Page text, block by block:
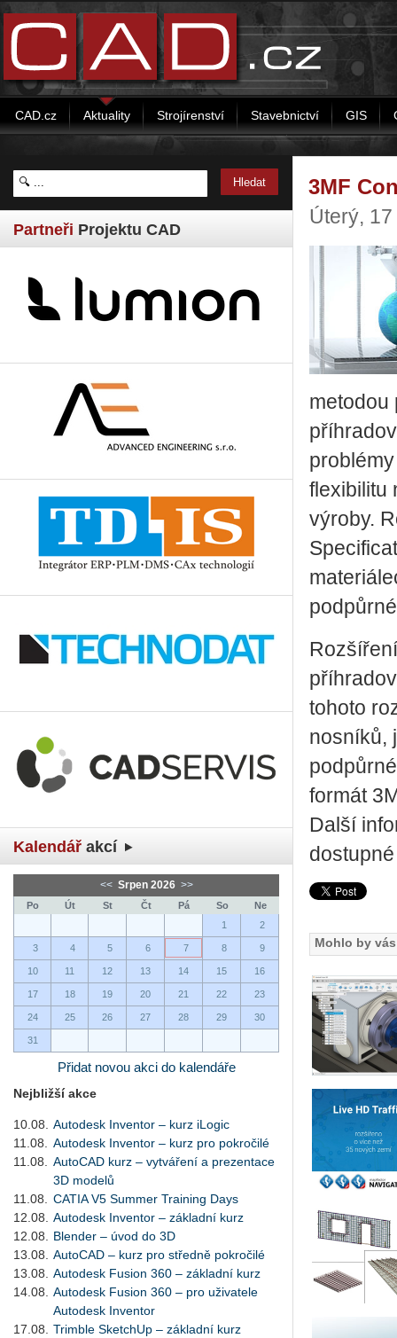
CAD.cz Aktuality Strojírenství Stavebnictví GIS
Partneři Projektu CAD
Kalendář akcí
<< Srpen 2026 >>
Po Út St Čt Pá So
Ne
1
2
3 4 5 6 7 8 9
10 11 12 13 14 15 16
17 18 19 20 21 22 23
24 25 26 27 28 29 30
31
Přidat novou akci do kalendáře
Nejbližší akce
10.08.
Autodesk Inventor – kurz iLogic
11.08.
Autodesk Inventor – kurz pro pokročilé
11.08.
AutoCAD kurz – vytváření a prezentace
3D modelů
11.08.
CATIA V5 Summer Training Days
12.08.
Autodesk Inventor – základní kurz
12.08.
Blender – úvod do 3D
13.08.
AutoCAD – kurz pro středně pokročilé
13.08.
Autodesk Fusion 360 – základní kurz
14.08.
Autodesk Fusion 360 – pro uživatele
Autodesk Inventor
17.08.
Trimble SketchUp – základní kurz
3MF
Úterý,
metodou
fle­xi­bi­li­tu
výroby.
tohoto
nosníků,
formát
Další
Mohlo by